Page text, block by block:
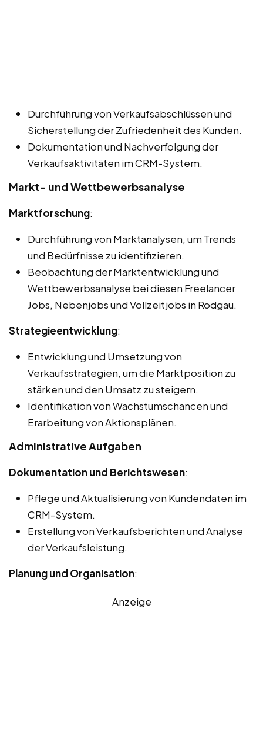
Durchführung von Verkaufsabschlüssen und
Sicherstellung der Zufriedenheit des Kunden.
Dokumentation und Nachverfolgung der
Verkaufsaktivitäten im CRM-System.
Markt- und Wettbewerbsanalyse
Marktforschung:
Durchführung von Marktanalysen, um Trends
und Bedürfnisse zu identifizieren.
Beobachtung der Marktentwicklung und
Wettbewerbsanalyse bei diesen Freelancer
Jobs, Nebenjobs und Vollzeitjobs in Rodgau.
Strategieentwicklung:
Entwicklung und Umsetzung von
Verkaufsstrategien, um die Marktposition zu
stärken und den Umsatz zu steigern.
Identifikation von Wachstumschancen und
Erarbeitung von Aktionsplänen.
Administrative Aufgaben
Dokumentation und Berichtswesen:
Pflege und Aktualisierung von Kundendaten im
CRM-System.
Erstellung von Verkaufsberichten und Analyse
der Verkaufsleistung.
Planung und Organisation:
Anzeige